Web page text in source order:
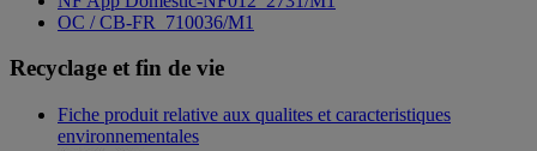
OC / CB-FR_710036/M1
Recyclage et fin de vie
Fiche produit relative aux qualites et caracteristiques
environnementales